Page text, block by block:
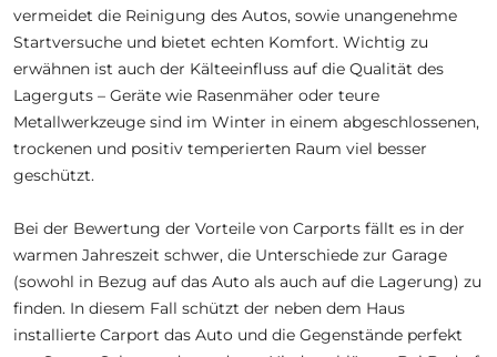
vermeidet die Reinigung des Autos, sowie unangenehme
Startversuche und bietet echten Komfort. Wichtig zu
erwähnen ist auch der Kälteeinfluss auf die Qualität des
Lagerguts – Geräte wie Rasenmäher oder teure
Metallwerkzeuge sind im Winter in einem abgeschlossenen,
trockenen und positiv temperierten Raum viel besser
geschützt.
Bei der Bewertung der Vorteile von Carports fällt es in der
warmen Jahreszeit schwer, die Unterschiede zur Garage
(sowohl in Bezug auf das Auto als auch auf die Lagerung) zu
finden. In diesem Fall schützt der neben dem Haus
installierte Carport das Auto und die Gegenstände perfekt